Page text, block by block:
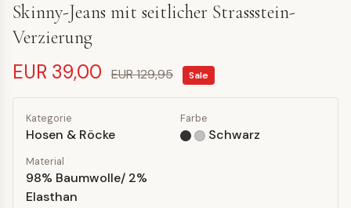
Skinny-Jeans mit seitlicher Strassstein-
Verzierung
EUR 39,00 EUR 129,95 Sale
Kategorie
Hosen & Röcke
Farbe
Schwarz
Material
98% Baumwolle/ 2%
Elasthan